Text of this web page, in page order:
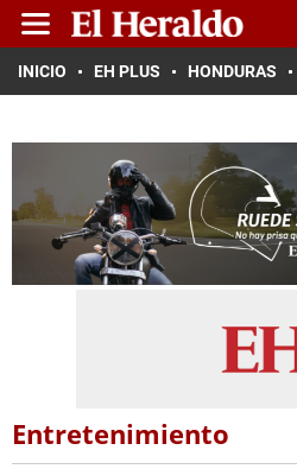
INICIO EH PLUS HONDURAS
Entretenimiento